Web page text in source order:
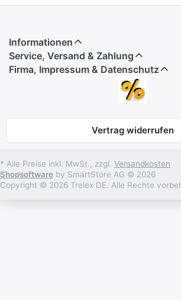
Informationen
Service, Versand & Zahlung
Firma, Impressum & Datenschutz
Vertrag widerrufen
* Alle Preise inkl. MwSt., zzgl. Versandkosten
Shopsoftware by SmartStore AG © 2026
Copyright © 2026 Trelex DE. Alle Rechte